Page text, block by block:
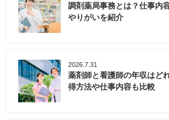
調剤薬局事務とは？仕事内
やりがいを紹介
2026.7.31
薬剤師と看護師の年収はど
得方法や仕事内容も比較